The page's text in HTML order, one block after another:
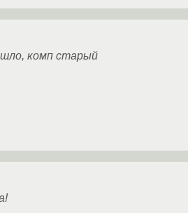
комп старый